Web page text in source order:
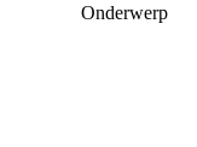
Onderwerp